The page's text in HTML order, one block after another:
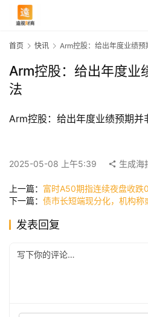
页
讯
首页 快讯 Arm控股：给出年度业绩
Arm控股：给出年度业
法
Arm控股：给出年度业绩预期并
2025-05-08 上午5:39 生成海
上一篇： 富时A50期指连续夜盘收跌
下一篇： 债市长短端现分化，机构称
发表回复